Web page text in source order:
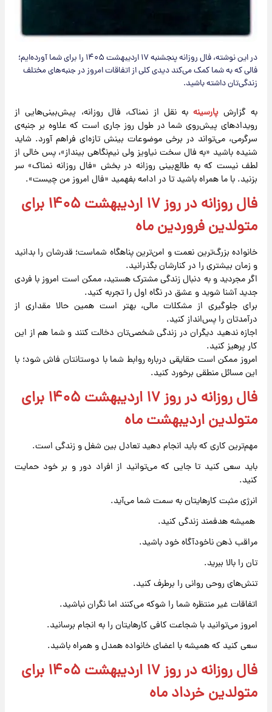
در این نوشته، فال روزانه پنجشنبه ۱۷ اردیبهشت ۱۴۰۵ را برای شما آورده‌ایم؛
فالی که به شما کمک می‌کند دیدی کلی از اتفاقات امروز در جنبه‌های مختلف
زندگی‌تان داشته باشید.
به گزارش پارسینهبه نقل از نمناک، فال روزانه، پیش‌بینی‌هایی از
رویدادهای پیش‌روی شما در طول روز جاری است که علاوه بر جنبه‌ی
سرگرمی، می‌تواند در برخی موضوعات بینش تازه‌ای فراهم آورد. شاید
شنیده باشید «به فال سخت نیاویز ولی نیم‌نگاهی بینداز»، پس خالی از
لطف نیست که به طالع‌بینی روزانه در بخش «فال روزانه نمناک» سر
بزنید. با ما همراه باشید تا در ادامه بفهمید «فال امروز من چیست».
فال روزانه در روز ۱۷ اردیبهشت ۱۴۰۵ برای
متولدین فروردین ماه
خانواده بزرگ‌ترین نعمت و امن‌ترین پناهگاه شماست؛ قدرشان را بدانید
و زمان بیشتری را در کنارشان بگذرانید.
اگر مجردید و به دنبال زندگی مشترک هستید، ممکن است امروز با فردی
جدید آشنا شوید و عشق در نگاه اول را تجربه کنید.
برای جلوگیری از مشکلات مالی، بهتر است همین حالا مقداری از
درآمدتان را پس‌انداز کنید.
اجازه ندهید دیگران در زندگی شخصی‌تان دخالت کنند و شما هم از این
کار پرهیز کنید.
امروز ممکن است حقایقی درباره روابط شما با دوستانتان فاش شود؛ با
این مسائل منطقی برخورد کنید.
فال روزانه در روز ۱۷ اردیبهشت ۱۴۰۵ برای
متولدین اردیبهشت ماه
مهم‌ترین کاری که باید انجام دهید تعادل بین شغل و زندگی است.
باید سعی کنید تا جایی که می‌توانید از افراد دور و بر خود حمایت
کنید.
انرژی مثبت کارهایتان به سمت شما می‌آید.
همیشه هدفمند زندگی کنید.
مراقب ذهن ناخودآگاه خود باشید.
تان را بالا ببرید.
تنش‌های روحی روانی را برطرف کنید.
اتفاقات غیر منتظره شما را شوکه می‌کنند اما نگران نباشید.
امروز می‌توانید با شجاعت کافی کارهایتان را به انجام برسانید.
سعی کنید که همیشه با اعضای خانواده همدل و همراه باشید.
فال روزانه در روز ۱۷ اردیبهشت ۱۴۰۵ برای
متولدین خرداد ماه